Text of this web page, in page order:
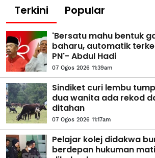
Terkini Popular
'Bersatu mahu bentuk
baharu, automatik
PN'- Abdul Hadi
07 Ogos 2026 11:39am
Sindiket curi lembu
dua wanita ada rekod
ditahan
07 Ogos 2026 11:17am
Pelajar kolej didakwa
berdepan hukuman